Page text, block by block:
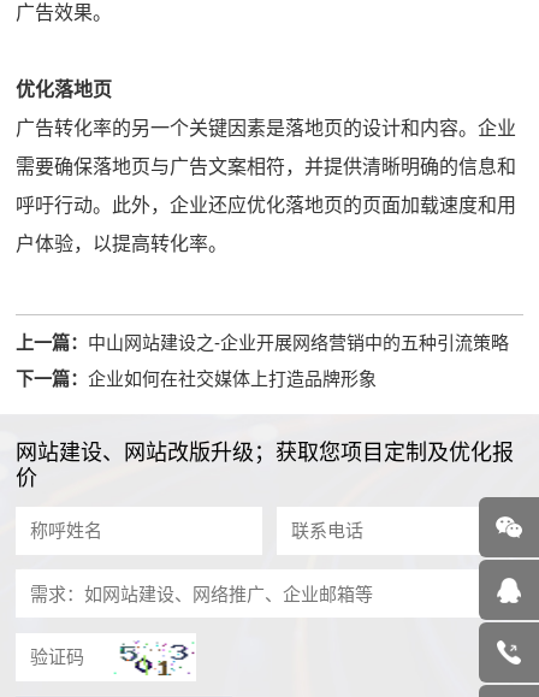
广告效果。
优化落地页
广告转化率的另一个关键因素是落地页的设计和内容。企业
需要确保落地页与广告文案相符，并提供清晰明确的信息和
呼吁行动。此外，企业还应优化落地页的页面加载速度和用
户体验，以提高转化率。
上一篇： 中山网站建设之-企业开展网络营销中的五种引流策略
下一篇：企业如何在社交媒体上打造品牌形象
网站建设、网站改版升级；获取您项目定制及优化报
价